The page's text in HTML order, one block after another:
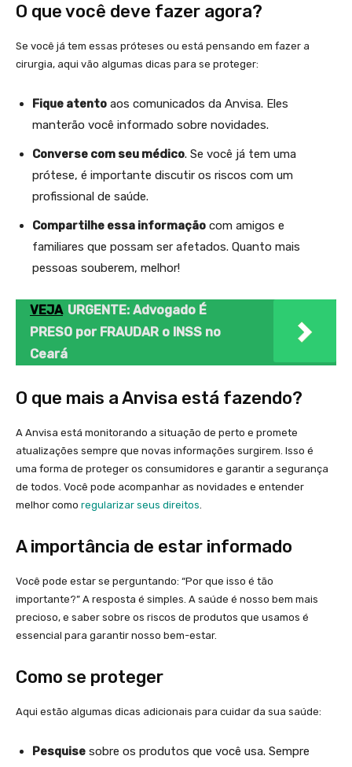
O que você deve fazer agora?
Se você já tem essas próteses ou está pensando em fazer a
cirurgia, aqui vão algumas dicas para se proteger:
Fique atento aos comunicados da Anvisa. Eles
manterão você informado sobre novidades.
Converse com seu médico. Se você já tem uma
prótese, é importante discutir os riscos com um
profissional de saúde.
Compartilhe essa informação com amigos e
familiares que possam ser afetados. Quanto mais
pessoas souberem, melhor!
VEJA URGENTE: Advogado É
PRESO por FRAUDAR o INSS no
Ceará
O que mais a Anvisa está fazendo?
A Anvisa está monitorando a situação de perto e promete
atualizações sempre que novas informações surgirem. Isso é
uma forma de proteger os consumidores e garantir a segurança
de todos. Você pode acompanhar as novidades e entender
melhor como regularizar seus direitos.
A importância de estar informado
Você pode estar se perguntando: “Por que isso é tão
importante?” A resposta é simples. A saúde é nosso bem mais
precioso, e saber sobre os riscos de produtos que usamos é
essencial para garantir nosso bem-estar.
Como se proteger
Aqui estão algumas dicas adicionais para cuidar da sua saúde:
Pesquise sobre os produtos que você usa. Sempre